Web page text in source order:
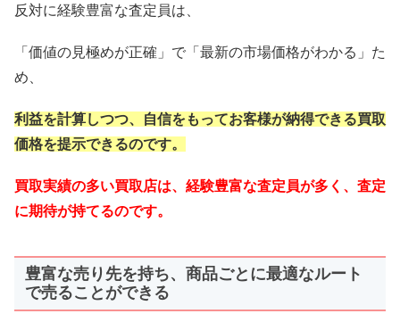
反対に経験豊富な査定員は、
「価値の見極めが正確」で「最新の市場価格がわかる」た
め、
利益を計算しつつ、自信をもってお客様が納得できる買取
価格を提示できるのです。
買取実績の多い買取店は、経験豊富な査定員が多く、査定
に期待が持てるのです。
豊富な売り先を持ち、商品ごとに最適なルート
で売ることができる